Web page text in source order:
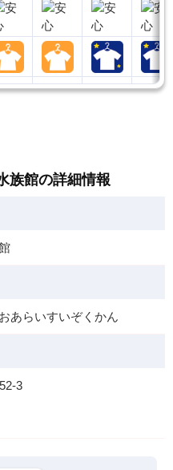
族館の詳細情報
あらいすいぞくかん
3